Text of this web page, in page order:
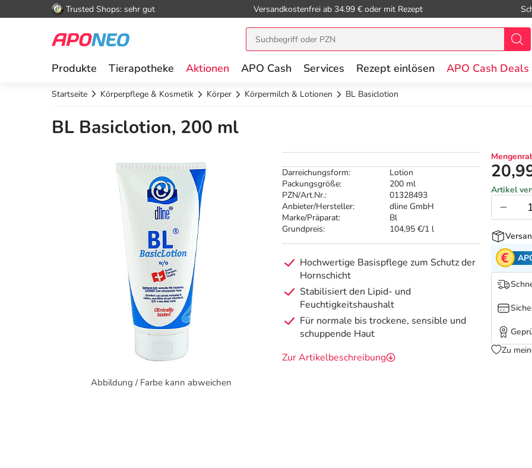
Trusted Shops: sehr gut Versandkostenfrei ab 34.99 € oder mit Rezept
Produkte Tierapotheke Aktionen APO Cash Services Rezept einlösen APO Cash Deals
Startseite Körperpflege & Kosmetik Körper Körpermilch & Lotionen BL Basiclotion
BL Basiclotion, 200 ml
Abbildung / Farbe kann abweichen
Darreichungsform:
Lotion
Packungsgröße:
200 ml
PZN/Art.Nr.:
01328493
Anbieter/Hersteller:
dline GmbH
Marke/Präparat:
Bl
Grundpreis:
104,95 €/1 l
Hochwertige Basispflege zum Schutz der
Hornschicht
Stabilisiert den Lipid- und
Feuchtigkeitshaushalt
Für normale bis trockene, sensible und
schuppende Haut
Zur Artikelbeschreibung
Artikel
Zu